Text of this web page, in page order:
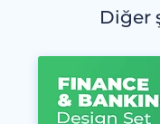
Diğer